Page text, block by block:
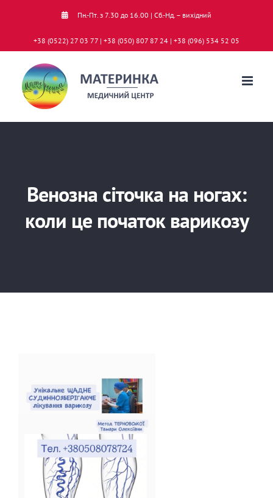
Пн.-Пт. з 7.30 до 16.00 | Сб.-Нд. – вихідний
+38 (0522) 27 03 77 | +38 (050) 807 87 24 | +38 (096) 534 52 05
Венозна сіточка на ногах:
коли це початок варикозу